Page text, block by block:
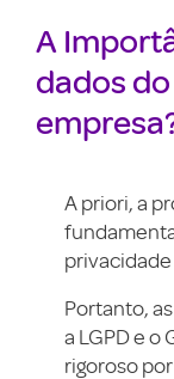
A
dados
A priori, a
Portanto,
a LGPD e o
rigoroso